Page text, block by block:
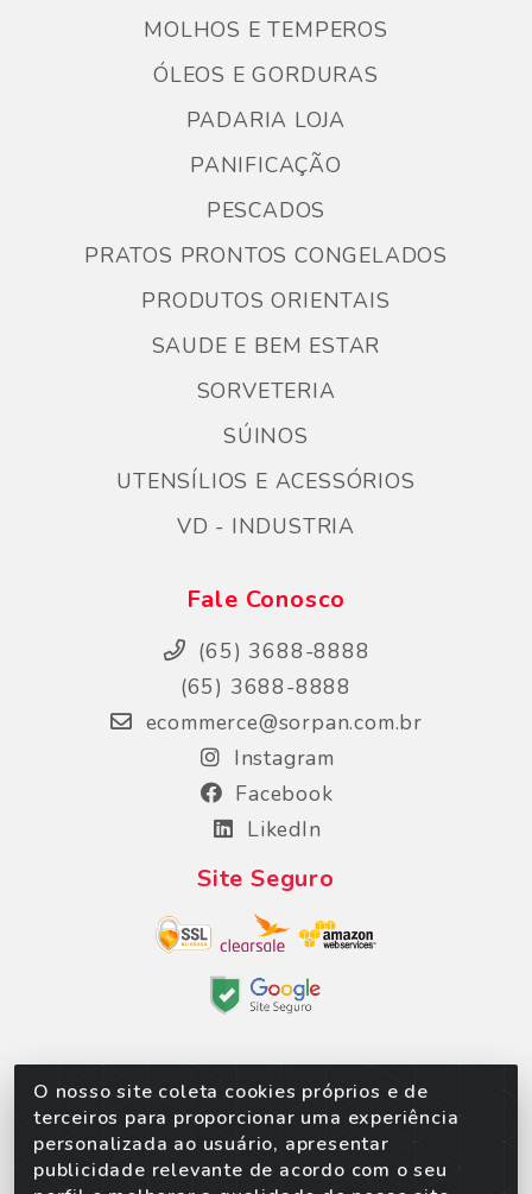
O nosso site coleta cookies próprios e de
terceiros para proporcionar uma experiência
personalizada ao usuário, apresentar
publicidade relevante de acordo com o seu
MOLHOS E TEMPEROS
ÓLEOS E GORDURAS
PADARIA LOJA
PANIFICAÇÃO
PESCADOS
PRATOS PRONTOS CONGELADOS
PRODUTOS ORIENTAIS
SAUDE E BEM ESTAR
SORVETERIA
SÚINOS
UTENSÍLIOS E ACESSÓRIOS
VD - INDUSTRIA
Fale Conosco
(65) 3688-8888
(65) 3688-8888
ecommerce@sorpan.com.br
Instagram
Facebook
LikedIn
Site Seguro
Sorpan - Rodovia dos Imigrantes, Lote 06, São
Matheus, Várzea Grande/MT – CEP 78152-135 -
CNPJ 02.623.537/0010-24